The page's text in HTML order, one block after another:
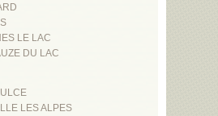
LE LAC
DU LAC
LES ALPES